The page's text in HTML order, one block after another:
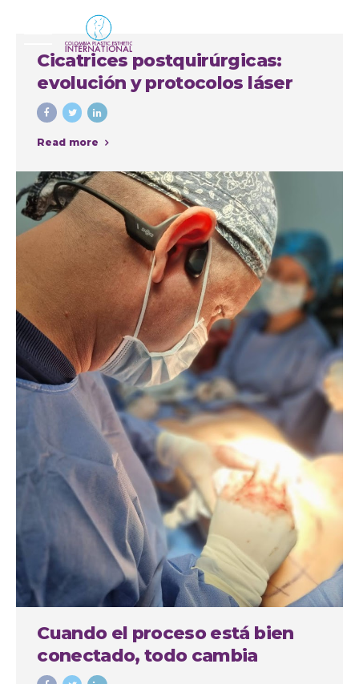
Cicatrices postquirúrgicas:
evolución y protocolos láser
Read more
Cuando el proceso está bien
conectado, todo cambia